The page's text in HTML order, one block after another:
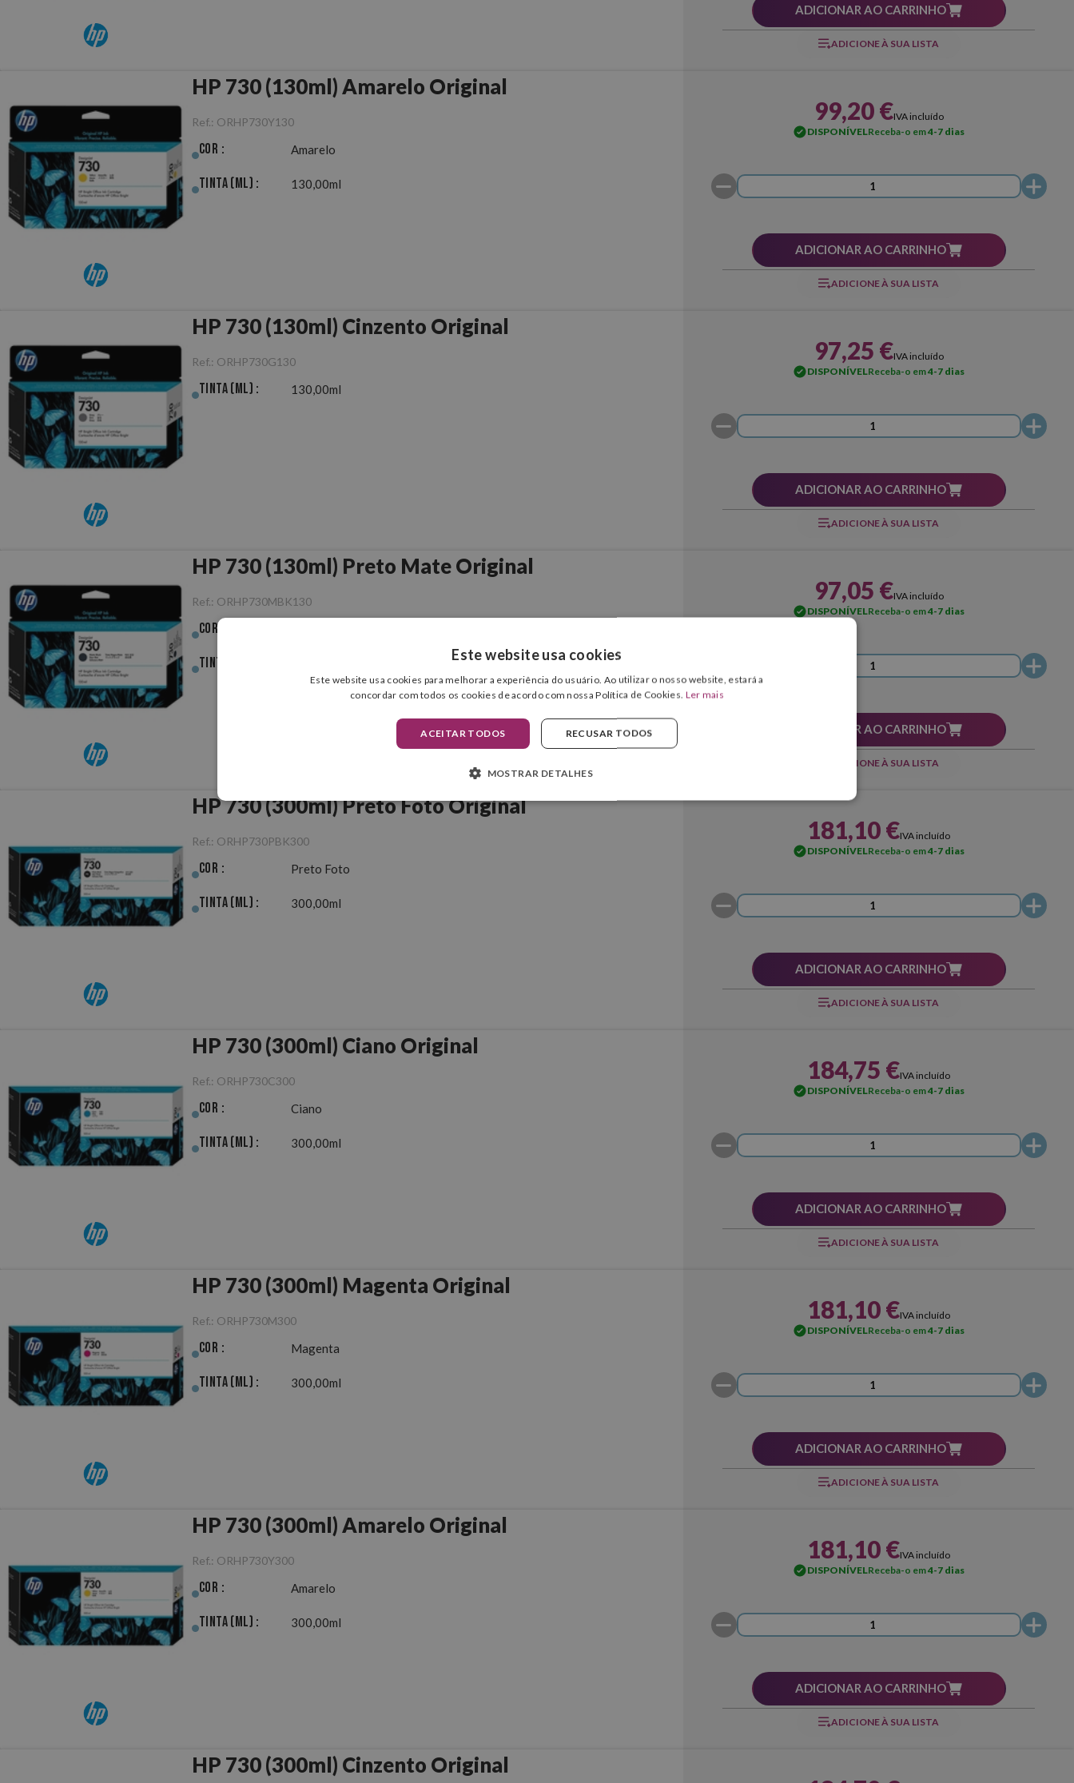
ADICIONAR AO CARRINHO
ADICIONE À SUA LISTA
HP 730 (130ml) Amarelo Original
Ref.: ORHP730Y130
Cor : Amarelo
Tinta (ml) : 130,00ml
99,20 €IVA incluído
DISPONÍVELReceba-o em4-7 dias
ADICIONAR AO CARRINHO
ADICIONE À SUA LISTA
HP 730 (130ml) Cinzento Original
Ref.: ORHP730G130
Tinta (ml) : 130,00ml
97,25 €IVA incluído
DISPONÍVELReceba-o em4-7 dias
ADICIONAR AO CARRINHO
ADICIONE À SUA LISTA
HP 730 (130ml) Preto Mate Original
Ref.: ORHP730MBK130
Cor :
Tinta (ml) :
97,05 €IVA incluído
DISPONÍVELReceba-o em4-7 dias
ADICIONAR AO CARRINHO
ADICIONE À SUA LISTA
HP 730 (300ml) Preto Foto Original
Ref.: ORHP730PBK300
Cor : Preto Foto
Tinta (ml) : 300,00ml
181,10 €IVA incluído
DISPONÍVELReceba-o em4-7 dias
ADICIONAR AO CARRINHO
ADICIONE À SUA LISTA
HP 730 (300ml) Ciano Original
Ref.: ORHP730C300
Cor : Ciano
Tinta (ml) : 300,00ml
184,75 €IVA incluído
DISPONÍVELReceba-o em4-7 dias
ADICIONAR AO CARRINHO
ADICIONE À SUA LISTA
HP 730 (300ml) Magenta Original
Ref.: ORHP730M300
Cor : Magenta
Tinta (ml) : 300,00ml
181,10 €IVA incluído
DISPONÍVELReceba-o em4-7 dias
ADICIONAR AO CARRINHO
ADICIONE À SUA LISTA
HP 730 (300ml) Amarelo Original
Ref.: ORHP730Y300
Cor : Amarelo
Tinta (ml) : 300,00ml
181,10 €IVA incluído
DISPONÍVELReceba-o em4-7 dias
ADICIONAR AO CARRINHO
ADICIONE À SUA LISTA
HP 730 (300ml) Cinzento Original
Este website usa cookies
Este website usa cookies para melhorar a experiência do usuário. Ao utilizar o nosso website, estará a
concordar com todos os cookies de acordo com nossa Política de Cookies. Ler mais
ACEITAR TODOS RECUSAR TODOS
MOSTRAR DETALHES